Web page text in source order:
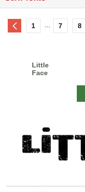
1 7 8
Little
Face